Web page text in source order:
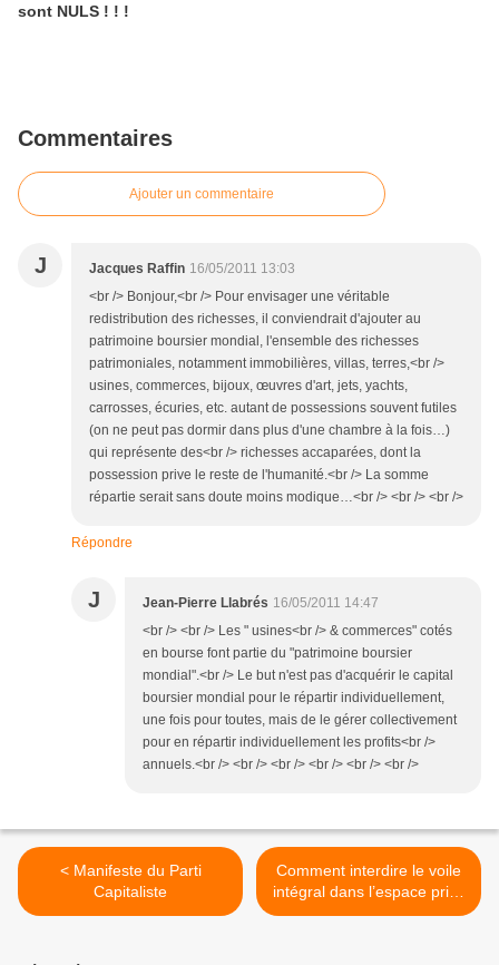
sont NULS ! ! !
Commentaires
Ajouter un commentaire
J Jacques Raffin 16/05/2011 13:03
<br /> Bonjour,<br /> Pour envisager une véritable
redistribution des richesses, il conviendrait d'ajouter au
patrimoine boursier mondial, l'ensemble des richesses
patrimoniales, notamment immobilières, villas, terres,<br />
usines, commerces, bijoux, œuvres d'art, jets, yachts,
carrosses, écuries, etc. autant de possessions souvent futiles
(on ne peut pas dormir dans plus d'une chambre à la fois…)
qui représente des<br /> richesses accaparées, dont la
possession prive le reste de l'humanité.<br /> La somme
répartie serait sans doute moins modique…<br /> <br /> <br />
Répondre
J Jean-Pierre Llabrés 16/05/2011 14:47
<br /> <br /> Les " usines<br /> & commerces" cotés
en bourse font partie du "patrimoine boursier
mondial".<br /> Le but n'est pas d'acquérir le capital
boursier mondial pour le répartir individuellement,
une fois pour toutes, mais de le gérer collectivement
pour en répartir individuellement les profits<br />
annuels.<br /> <br /> <br /> <br /> <br /> <br />
< Manifeste du Parti
Capitaliste
Comment interdire le voile
intégral dans l’espace privé
que constitue une